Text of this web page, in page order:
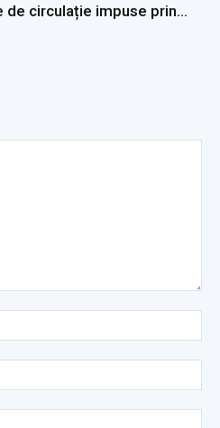
de circulație impuse prin...